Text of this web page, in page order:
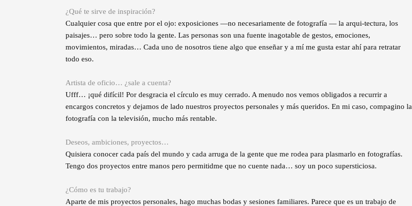
¿Qué te sirve de inspiración?
Cualquier cosa que entre por el ojo: exposiciones —no necesariamente de fotografía — la arqui-tectura, los
paisajes… pero sobre todo la gente. Las personas son una fuente inagotable de gestos, emociones,
movimientos, miradas… Cada uno de nosotros tiene algo que enseñar y a mí me gusta estar ahí para retratar
todo eso.
Artista de oficio… ¿sale a cuenta?
Ufff… ¡qué difícil! Por desgracia el círculo es muy cerrado. A menudo nos vemos obligados a recurrir a
encargos concretos y dejamos de lado nuestros proyectos personales y más queridos. En mi caso, compagino la
fotografía con la televisión, mucho más rentable.
Deseos, ambiciones, proyectos…
Quisiera conocer cada país del mundo y cada arruga de la gente que me rodea para plasmarlo en fotografías.
Tengo dos proyectos entre manos pero permitidme que no cuente nada… soy un poco supersticiosa.
¿Cómo es tu trabajo?
Aparte de mis proyectos personales, hago muchas bodas y sesiones familiares. Parece que es un trabajo de